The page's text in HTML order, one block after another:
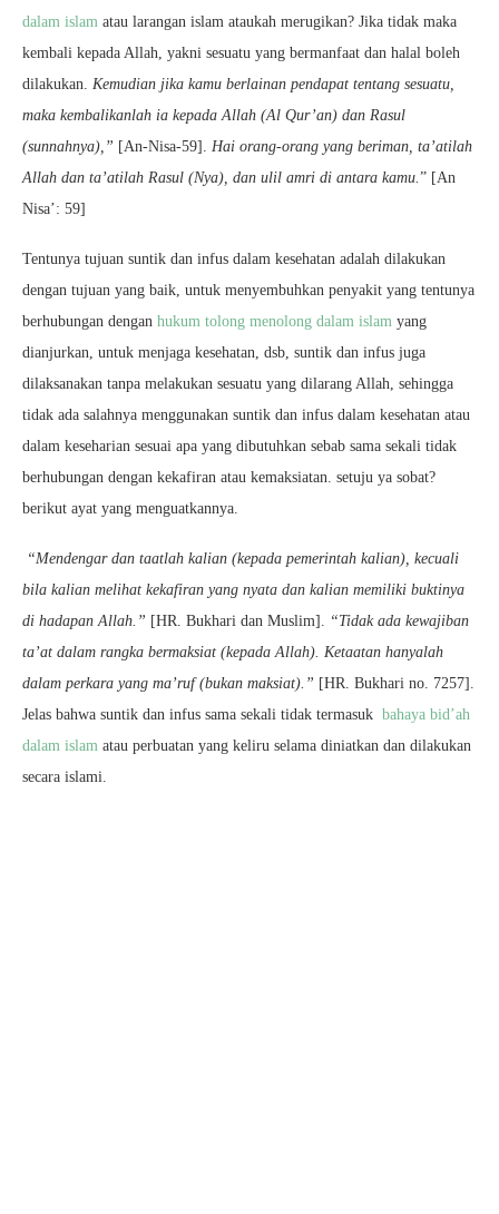
dalam islam atau larangan islam ataukah merugikan? Jika tidak maka
kembali kepada Allah, yakni sesuatu yang bermanfaat dan halal boleh
dilakukan. Kemudian jika kamu berlainan pendapat tentang sesuatu,
maka kembalikanlah ia kepada Allah (Al Qur’an) dan Rasul
(sunnahnya),” [An-Nisa-59]. Hai orang-orang yang beriman, ta’atilah
Allah dan ta’atilah Rasul (Nya), dan ulil amri di antara kamu.” [An
Nisa’: 59]
Tentunya tujuan suntik dan infus dalam kesehatan adalah dilakukan
dengan tujuan yang baik, untuk menyembuhkan penyakit yang tentunya
berhubungan dengan hukum tolong menolong dalam islam yang
dianjurkan, untuk menjaga kesehatan, dsb, suntik dan infus juga
dilaksanakan tanpa melakukan sesuatu yang dilarang Allah, sehingga
tidak ada salahnya menggunakan suntik dan infus dalam kesehatan atau
dalam keseharian sesuai apa yang dibutuhkan sebab sama sekali tidak
berhubungan dengan kekafiran atau kemaksiatan. setuju ya sobat?
berikut ayat yang menguatkannya.
“Mendengar dan taatlah kalian (kepada pemerintah kalian), kecuali
bila kalian melihat kekafiran yang nyata dan kalian memiliki buktinya
di hadapan Allah.” [HR. Bukhari dan Muslim]. “Tidak ada kewajiban
ta’at dalam rangka bermaksiat (kepada Allah). Ketaatan hanyalah
dalam perkara yang ma’ruf (bukan maksiat).” [HR. Bukhari no. 7257].
Jelas bahwa suntik dan infus sama sekali tidak termasuk bahaya bid’ah
dalam islam atau perbuatan yang keliru selama diniatkan dan dilakukan
secara islami.